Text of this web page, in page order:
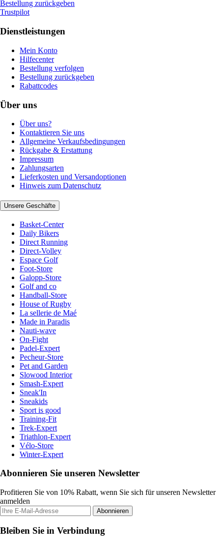
Bestellung zurückgeben
Trustpilot
Dienstleistungen
Mein Konto
Hilfecenter
Bestellung verfolgen
Bestellung zurückgeben
Rabattcodes
Über uns
Über uns?
Kontaktieren Sie uns
Allgemeine Verkaufsbedingungen
Rückgabe & Erstattung
Impressum
Zahlungsarten
Lieferkosten und Versandoptionen
Hinweis zum Datenschutz
Unsere Geschäfte
Basket-Center
Daily Bikers
Direct Running
Direct-Volley
Espace Golf
Foot-Store
Galopp-Store
Golf and co
Handball-Store
House of Rugby
La sellerie de Maé
Made in Paradis
Nauti-wave
On-Fight
Padel-Expert
Pecheur-Store
Pet and Garden
Slowood Interior
Smash-Expert
Sneak'In
Sneakids
Sport is good
Training-Fit
Trek-Expert
Triathlon-Expert
Vélo-Store
Winter-Expert
Abonnieren Sie unseren Newsletter
Profitieren Sie von 10% Rabatt, wenn Sie sich für unseren Newsletter
anmelden
Abonnieren
Bleiben Sie in Verbindung